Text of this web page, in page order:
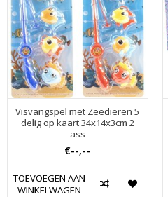
Visvangspel met Zeedieren 5
delig op kaart 34x14x3cm 2
ass
€--,--
TOEVOEGEN AAN
WINKELWAGEN